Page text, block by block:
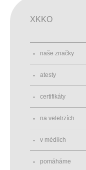
XKKO
naše značky
atesty
certifikáty
na veletrzích
v médiích
pomáháme